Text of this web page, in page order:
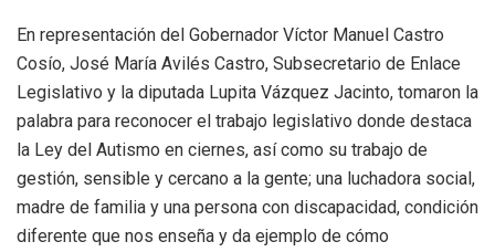
En representación del Gobernador Víctor Manuel Castro
Cosío, José María Avilés Castro, Subsecretario de Enlace
Legislativo y la diputada Lupita Vázquez Jacinto, tomaron la
palabra para reconocer el trabajo legislativo donde destaca
la Ley del Autismo en ciernes, así como su trabajo de
gestión, sensible y cercano a la gente; una luchadora social,
madre de familia y una persona con discapacidad, condición
diferente que nos enseña y da ejemplo de cómo